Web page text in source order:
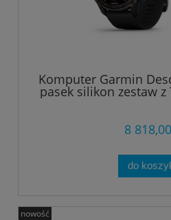
Komputer Garmin
pasek silikon zestaw
8
do
nowość